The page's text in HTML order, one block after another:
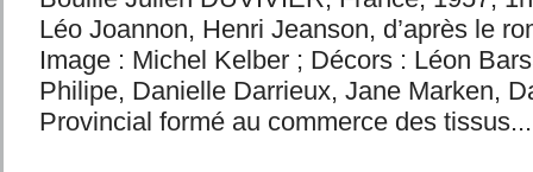
Léo Joannon, Henri Jeanson, d’après le
Image : Michel Kelber ; Décors : Léon
Philipe, Danielle Darrieux, Jane Marken,
Provincial formé au commerce des tissus...